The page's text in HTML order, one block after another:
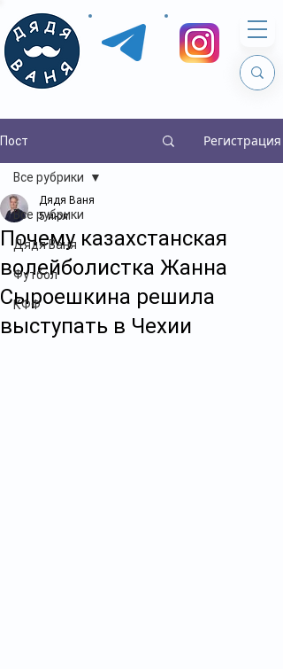
Пост Регистрация
Все рубрики
Дядя Ваня
Футбол
КФФ
Все рубрики
Почему казахстанская
волейболистка Жанна
Сыроешкина решила
выступать в Чехии
Дядя Ваня
5 июл.